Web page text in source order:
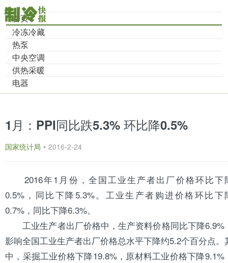
首页
冷冻冷藏
热泵
中央空调
供热采暖
电器
1月：PPI同比跌5.3% 环比降0.5%
国家统计局 • 2016-2-24
2016年1月份，全国工业生产者出厂价格环比下
0.5%，同比下降5.3%。工业生产者购进价格环比下
0.7%，同比下降6.3%。
工业生产者出厂价格中，生产资料价格同比下降6.9%
影响全国工业生产者出厂价格总水平下降约5.2个百分点。
中，采掘工业价格下降19.8%，原材料工业价格下降9.1%